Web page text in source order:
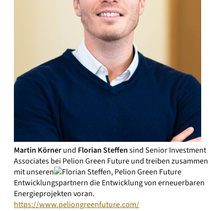
Martin Körnerund Florian Steffensind Senior Investment
Associates bei Pelion Green Future und treiben zusammen
mit unseren
Entwicklungspartnern die Entwicklung von erneuerbaren
Energieprojekten voran.
https://www.peliongreenfuture.com/